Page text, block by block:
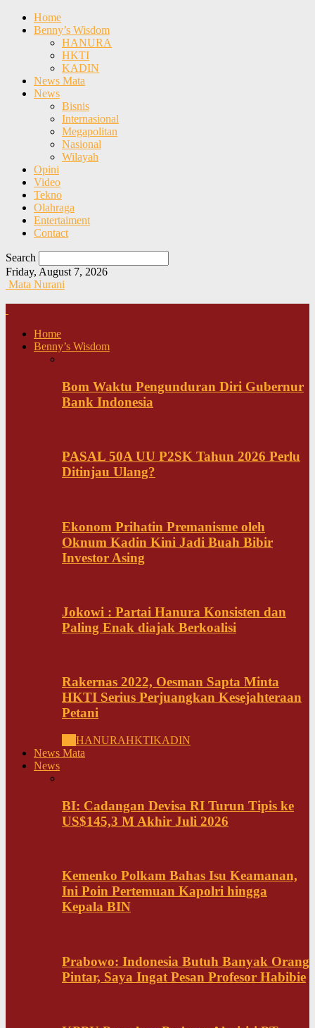
Home
Benny’s Wisdom
HANURA
HKTI
KADIN
News Mata
News
Bisnis
Internasional
Megapolitan
Nasional
Wilayah
Opini
Video
Tekno
Olahraga
Entertaiment
Contact
Search
Friday, August 7, 2026
Mata Nurani
Home
Benny’s Wisdom
Bom Waktu Pengunduran Diri Gubernur
Bank Indonesia
PASAL 50A UU P2SK Tahun 2026 Perlu
Ditinjau Ulang?
Ekonom Prihatin Premanisme oleh
Oknum Kadin Kini Jadi Buah Bibir
Investor Asing
Jokowi : Partai Hanura Konsisten dan
Paling Enak diajak Berkoalisi
Rakernas 2022, Oesman Sapta Minta
HKTI Serius Perjuangkan Kesejahteraan
Petani
HANURAHKTIKADIN
News Mata
News
BI: Cadangan Devisa RI Turun Tipis ke
US$145,3 M Akhir Juli 2026
Kemenko Polkam Bahas Isu Keamanan,
Ini Poin Pertemuan Kapolri hingga
Kepala BIN
Prabowo: Indonesia Butuh Banyak Orang
Pintar, Saya Ingat Pesan Profesor Habibie